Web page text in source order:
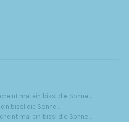
mal ein bissl die Sonne …
bissl die Sonne …
mal ein bissl die Sonne …